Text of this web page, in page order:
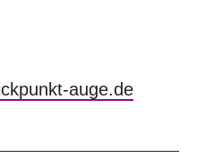
auge.de